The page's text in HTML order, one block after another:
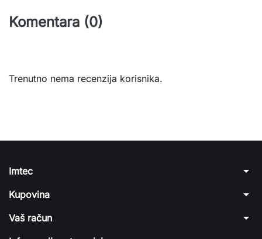
Komentara (0)
Trenutno nema recenzija korisnika.
Imtec arrow_drop_down
Kupovina arrow_drop_down
Vaš račun arrow_drop_down